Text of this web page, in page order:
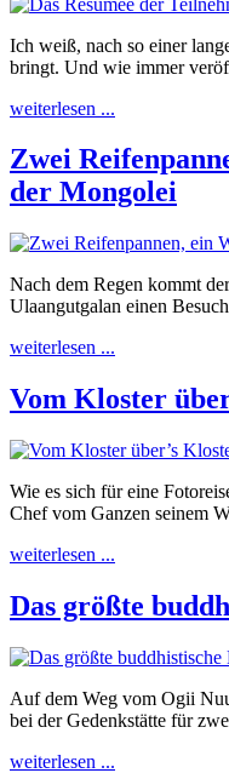
Ich weiß, nach so einer
bringt. Und wie immer
weiterlesen ...
Zwei
der Mongolei
Nach dem Regen kommt
Ulaangutgalan einen
weiterlesen ...
Vom Kloster
Wie es sich für eine
Chef vom Ganzen seinem
weiterlesen ...
Das größte
Auf dem Weg vom Ogii
bei der Gedenkstätte für
weiterlesen ...